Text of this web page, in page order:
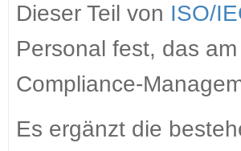
Dieser Teil von ISO/
Personal fest, das
Compliance-
Es ergänzt die